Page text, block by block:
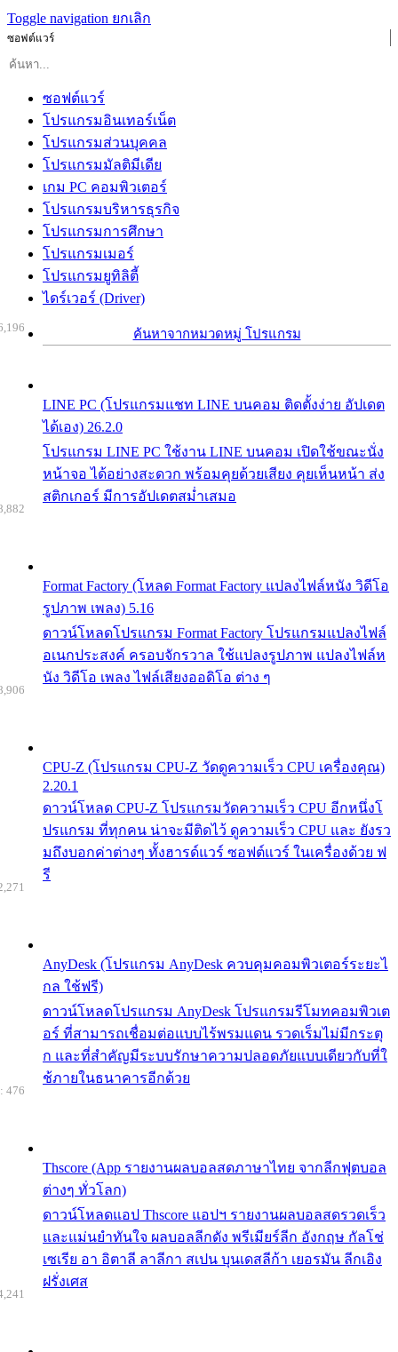
Toggle navigation ยกเลิก
ซอฟต์แวร์
ซอฟต์แวร์
โปรแกรมอินเทอร์เน็ต
โปรแกรมส่วนบุคคล
โปรแกรมมัลติมีเดีย
เกม PC คอมพิวเตอร์
โปรแกรมบริหารธุรกิจ
โปรแกรมการศึกษา
โปรแกรมเมอร์
โปรแกรมยูทิลิตี้
ไดร์เวอร์ (Driver)
ค้นหาจากหมวดหมู่ โปรแกรม
LINE PC (โปรแกรมแชท LINE บนคอม ติดตั้งง่าย อัปเดต
ได้เอง) 26.2.0
โปรแกรม LINE PC ใช้งาน LINE บนคอม เปิดใช้ขณะนั่ง
หน้าจอ ได้อย่างสะดวก พร้อมคุยด้วยเสียง คุยเห็นหน้า ส่ง
สติกเกอร์ มีการอัปเดตสม่ำเสมอ
Format Factory (โหลด Format Factory แปลงไฟล์หนัง วิดีโอ
รูปภาพ เพลง) 5.16
ดาวน์โหลดโปรแกรม Format Factory โปรแกรมแปลงไฟล์
อเนกประสงค์ ครอบจักรวาล ใช้แปลงรูปภาพ แปลงไฟล์ห
นัง วิดีโอ เพลง ไฟล์เสียงออดิโอ ต่าง ๆ
CPU-Z (โปรแกรม CPU-Z วัดดูความเร็ว CPU เครื่องคุณ)
2.20.1
ดาวน์โหลด CPU-Z โปรแกรมวัดความเร็ว CPU อีกหนึ่งโ
ปรแกรม ที่ทุกคน น่าจะมีติดไว้ ดูความเร็ว CPU และ ยังรว
มถึงบอกค่าต่างๆ ทั้งฮารด์แวร์ ซอฟต์แวร์ ในเครื่องด้วย ฟ
รี
AnyDesk (โปรแกรม AnyDesk ควบคุมคอมพิวเตอร์ระยะไ
กล ใช้ฟรี)
ดาวน์โหลดโปรแกรม AnyDesk โปรแกรมรีโมทคอมพิวเต
อร์ ที่สามารถเชื่อมต่อแบบไร้พรมแดน รวดเร็มไม่มีกระตุ
ก และที่สำคัญมีระบบรักษาความปลอดภัยแบบเดียวกับที่ใ
ช้ภายในธนาคารอีกด้วย
Thscore (App รายงานผลบอลสดภาษาไทย จากลีกฟุตบอล
ต่างๆ ทั่วโลก)
ดาวน์โหลดแอป Thscore แอปฯ รายงานผลบอลสดรวดเร็ว
และแม่นยำทันใจ ผลบอลลีกดัง พรีเมียร์ลีก อังกฤษ กัลโช่
เซเรีย อา อิตาลี ลาลีกา สเปน บุนเดสลีก้า เยอรมัน ลีกเอิง
ฝรั่งเศส
476